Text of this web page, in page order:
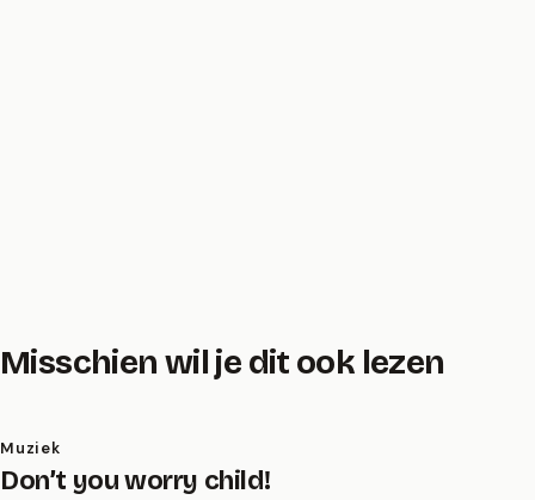
Misschien wil je dit ook lezen
Muziek
Don’t you worry child!